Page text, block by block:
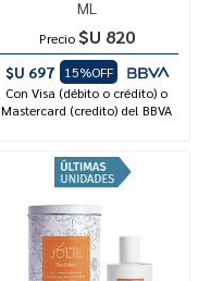
ML
Precio $U 820
$U 697
15%OFF
Con Visa (débito o crédito) o
Mastercard (credito) del BBVA